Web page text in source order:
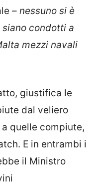
– nessuno si è
condotti a
mezzi navali
giustifica le
dal veliero
quelle compiute,
E in entrambi i
il Ministro